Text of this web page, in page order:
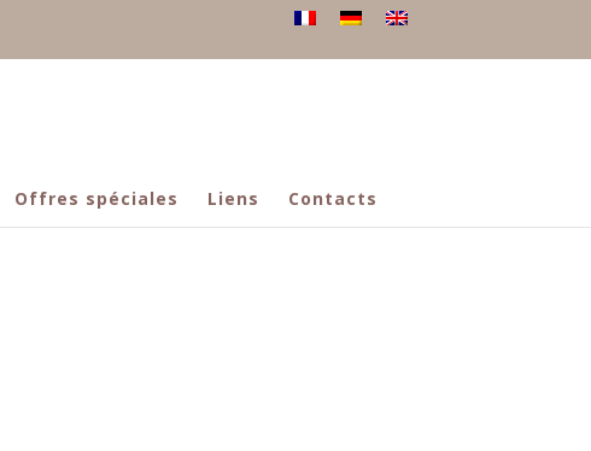
Offres spéciales Liens Contacts